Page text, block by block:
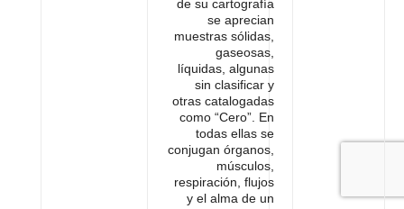
de su cartografía
se aprecian
muestras sólidas,
gaseosas,
líquidas, algunas
sin clasificar y
otras catalogadas
como “Cero”. En
todas ellas se
conjugan órganos,
músculos,
respiración, flujos
y el alma de un